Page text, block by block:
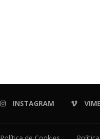
INSTAGRAM